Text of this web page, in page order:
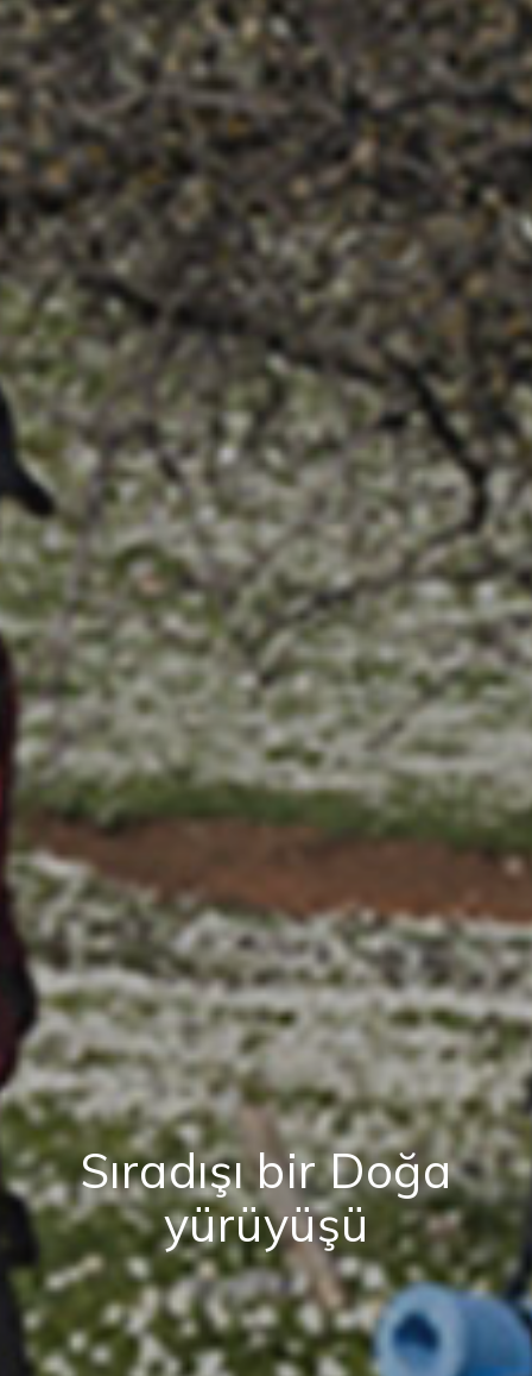
Sıradışı bir Doğa
yürüyüşü